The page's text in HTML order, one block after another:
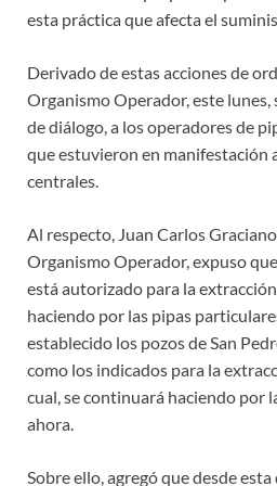
esta práctica que afecta el
Derivado de estas acciones de
Organismo Operador, este lunes,
de diálogo, a los operadores de
que estuvieron en manifestación
centrales.
Al respecto, Juan Carlos
Organismo Operador, expuso
está autorizado para la
haciendo por las pipas
establecido los pozos de San
como los indicados para la
cual, se continuará haciendo por
ahora.
Sobre ello, agregó que desde